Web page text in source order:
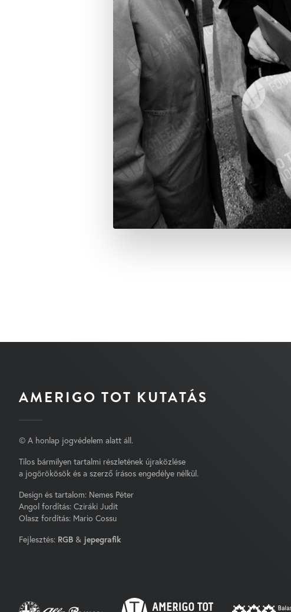
AMERIGO TOT KUTATÁS
© A honlap jogvédelem alatt áll.
Tilos bármilyen tartalmi részletének újraközlése
a jogörökösök és a szerző írásos engedélye nélkül.
Design és tartalom: Nemes Péter
Angol fordítás: Cziráki Judit
Olasz fordítás: Mario Cossu
Fejlesztés: RGB & jepegrafik